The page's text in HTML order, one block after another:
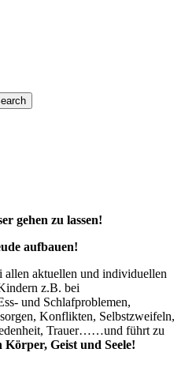
gehen zu lassen!
aufbauen!
allen aktuellen und individuellen
z.B. bei
und Schlafproblemen,
Konflikten, Selbstzweifeln,
Trauer……und führt zu
Geist und Seele!